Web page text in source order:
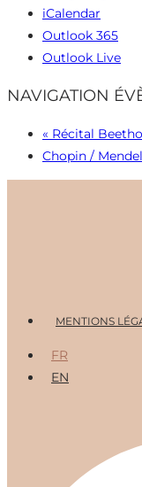
iCalendar
Outlook 365
Outlook Live
NAVIGATION
« Récital
Chopin /
Menu MENTIONS
FR
EN